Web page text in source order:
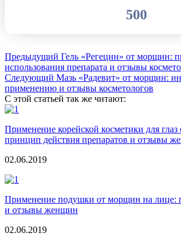
500
Предыдущий Гель «Регецин» от морщин:
использования препарата и отзывы
Следующий Мазь «Радевит» от морщин:
применению и отзывы косметологов
С этой статьей так же читают:
Применение корейской косметики для
принцип действия препаратов и отзывы
02.06.2019
Применение подушки от морщин на лице:
и отзывы женщин
02.06.2019